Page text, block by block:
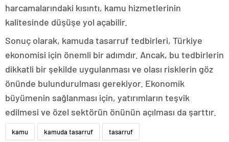
harcamalarındaki kısıntı, kamu hizmetlerinin
kalitesinde düşüşe yol açabilir.
Sonuç olarak, kamuda tasarruf tedbirleri, Türkiye
ekonomisi için önemli bir adımdır. Ancak, bu tedbirlerin
dikkatli bir şekilde uygulanması ve olası risklerin göz
önünde bulundurulması gerekiyor. Ekonomik
büyümenin sağlanması için, yatırımların teşvik
edilmesi ve özel sektörün önünün açılması da şarttır.
kamu kamuda tasarruf tasarruf